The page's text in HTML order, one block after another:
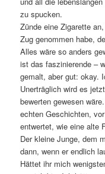
zu spucken.
Zünde eine Zigarette
Zug genommen habe,
Alles wäre so anders
ist das faszinierende –
gemalt, aber gut: okay.
Unerträglich wird es
bewerten gewesen
echten Geschichten,
entwertet, wie eine alte
Der kleine Junge, dem
dann, wenn er endlich
Hättet ihr mich